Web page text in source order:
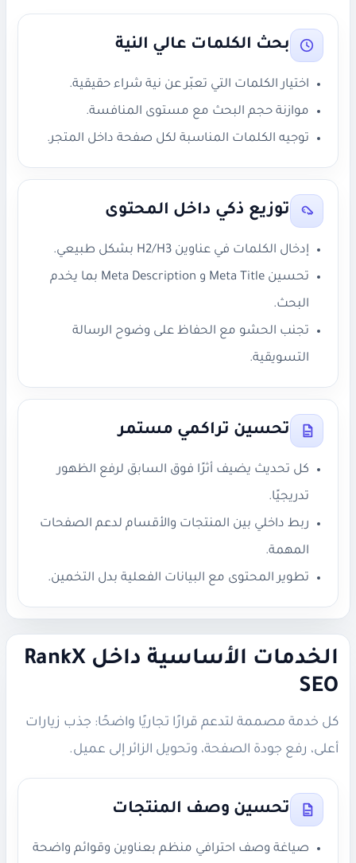
بحث الكلمات عالي النية
اختيار الكلمات التي تعبّر عن نية شراء حقيقية.
موازنة حجم البحث مع مستوى المنافسة.
توجيه الكلمات المناسبة لكل صفحة داخل المتجر.
توزيع ذكي داخل المحتوى
إدخال الكلمات في عناوين H2/H3 بشكل طبيعي.
تحسين Meta Title و Meta Description بما يخدم
البحث.
تجنب الحشو مع الحفاظ على وضوح الرسالة
التسويقية.
تحسين تراكمي مستمر
كل تحديث يضيف أثرًا فوق السابق لرفع الظهور
تدريجيًا.
ربط داخلي بين المنتجات والأقسام لدعم الصفحات
المهمة.
تطوير المحتوى مع البيانات الفعلية بدل التخمين.
الخدمات الأساسية داخل RankX
SEO
كل خدمة مصممة لتدعم قرارًا تجاريًا واضحًا: جذب زيارات
أعلى، رفع جودة الصفحة، وتحويل الزائر إلى عميل.
تحسين وصف المنتجات
صياغة وصف احترافي منظم بعناوين وقوائم واضحة